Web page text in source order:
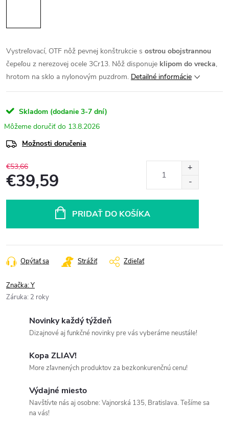
Vystreľovací, OTF nôž pevnej konštrukcie s ostrou obojstrannou
čepeľou z nerezovej ocele 3Cr13. Nôž disponuje klipom do vrecka,
hrotom na sklo a nylonovým puzdrom. Detailné informácie
Skladom (dodanie 3-7 dní)
13.8.2026
Možnosti doručenia
€53,66
€39,59
PRIDAŤ DO KOŠÍKA
Opýtať sa Strážiť Zdieľať
Značka:Y
Záruka: 2 roky
Novinky každý týždeň
Dizajnové aj funkčné novinky pre vás vyberáme neustále!
Kopa ZLIAV!
More zľavnených produktov za bezkonkurenčnú cenu!
Výdajné miesto
Navštívte nás aj osobne: Vajnorská 135, Bratislava. Tešíme sa
na vás!